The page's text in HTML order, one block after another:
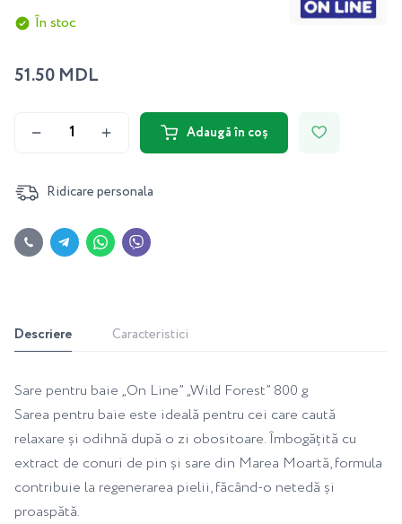
În stoc
51.50 MDL
Adaugă în coș
Ridicare personala
Descriere Caracteristici
Sare pentru baie „On Line” „Wild Forest” 800 g
Sarea pentru baie este ideală pentru cei care caută
relaxare și odihnă după o zi obositoare. Îmbogățită cu
extract de conuri de pin și sare din Marea Moartă, formula
contribuie la regenerarea pielii, făcând-o netedă și
proaspătă.